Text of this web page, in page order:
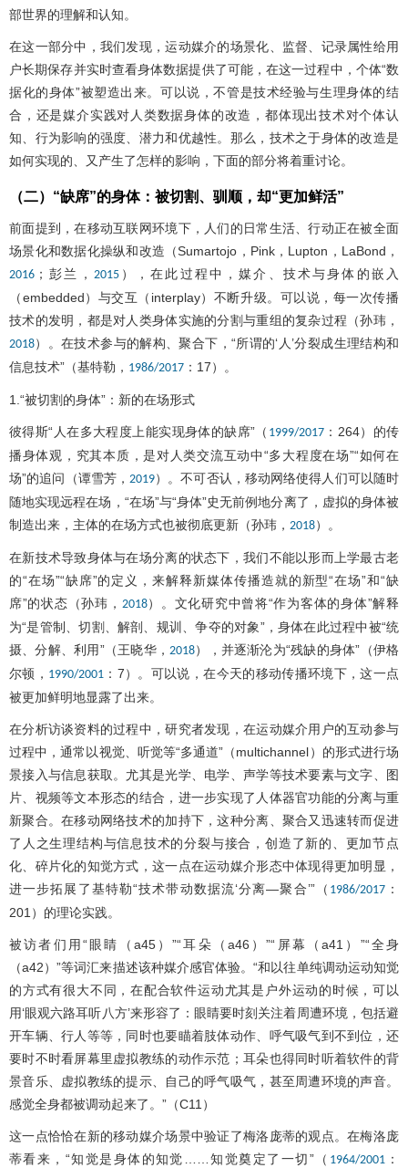
部世界的理解和认知。
在这一部分中，我们发现，运动媒介的场景化、监督、记录属性给用
户长期保存并实时查看身体数据提供了可能，在这一过程中，个体“数
据化的身体”被塑造出来。可以说，不管是技术经验与生理身体的结
合，还是媒介实践对人类数据身体的改造，都体现出技术对个体认
知、行为影响的强度、潜力和优越性。那么，技术之于身体的改造是
如何实现的、又产生了怎样的影响，下面的部分将着重讨论。
（二）“缺席”的身体：被切割、驯顺，却“更加鲜活”
前面提到，在移动互联网环境下，人们的日常生活、行动正在被全面
场景化和数据化操纵和改造（Sumartojo，Pink，Lupton，LaBond，
2016 ；彭兰， 2015），在此过程中，媒介、技术与身体的嵌入
（embedded）与交互（interplay）不断升级。可以说，每一次传播
技术的发明，都是对人类身体实施的分割与重组的复杂过程（孙玮，
2018）。在技术参与的解构、聚合下，“所谓的‘人’分裂成生理结构和
信息技术”（基特勒， 1986/2017 ：17）。
1.“被切割的身体”：新的在场形式
彼得斯“人在多大程度上能实现身体的缺席”（ 1999/2017：264）的传
播身体观，究其本质，是对人类交流互动中“多大程度在场”“如何在
场”的追问（谭雪芳， 2019）。不可否认，移动网络使得人们可以随时
随地实现远程在场，“在场”与“身体”史无前例地分离了，虚拟的身体被
制造出来，主体的在场方式也被彻底更新（孙玮， 2018）。
在新技术导致身体与在场分离的状态下，我们不能以形而上学最古老
的“在场”“缺席”的定义，来解释新媒体传播造就的新型“在场”和“缺
席”的状态（孙玮， 2018）。文化研究中曾将“作为客体的身体”解释
为“是管制、切割、解剖、规训、争夺的对象”，身体在此过程中被“统
摄、分解、利用”（王晓华， 2018），并逐渐沦为“残缺的身体”（伊格
尔顿， 1990/2001 ：7）。可以说，在今天的移动传播环境下，这一点
被更加鲜明地显露了出来。
在分析访谈资料的过程中，研究者发现，在运动媒介用户的互动参与
过程中，通常以视觉、听觉等“多通道”（multichannel）的形式进行场
景接入与信息获取。尤其是光学、电学、声学等技术要素与文字、图
片、视频等文本形态的结合，进一步实现了人体器官功能的分离与重
新聚合。在移动网络技术的加持下，这种分离、聚合又迅速转而促进
了人之生理结构与信息技术的分裂与接合，创造了新的、更加节点
化、碎片化的知觉方式，这一点在运动媒介形态中体现得更加明显，
进一步拓展了基特勒“技术带动数据流‘分离—聚合’”（ 1986/2017：
201）的理论实践。
被访者们用“眼睛（a45）”“耳朵（a46）”“屏幕（a41）”“全身
（a42）”等词汇来描述该种媒介感官体验。“和以往单纯调动运动知觉
的方式有很大不同，在配合软件运动尤其是户外运动的时候，可以
用‘眼观六路耳听八方’来形容了：眼睛要时刻关注着周遭环境，包括避
开车辆、行人等等，同时也要瞄着肢体动作、呼气吸气到不到位，还
要时不时看屏幕里虚拟教练的动作示范；耳朵也得同时听着软件的背
景音乐、虚拟教练的提示、自己的呼气吸气，甚至周遭环境的声音。
感觉全身都被调动起来了。”（C11）
这一点恰恰在新的移动媒介场景中验证了梅洛庞蒂的观点。在梅洛庞
蒂看来，“知觉是身体的知觉……知觉奠定了一切”（ 1964/2001 ：